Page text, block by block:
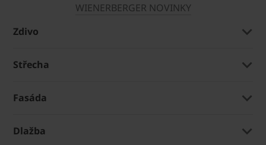
WIENERBERGER NOVINKY
Zdivo
Střecha
Fasáda
Dlažba